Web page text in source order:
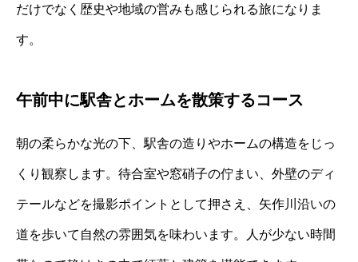
だけでなく歴史や地域の営みも感じられる旅になりま
す。
午前中に駅舎とホームを散策するコース
朝の柔らかな光の下、駅舎の造りやホームの構造をじっ
くり観察します。待合室や窓硝子の佇まい、外壁のディ
テールなどを撮影ポイントとして押さえ、矢作川沿いの
道を歩いて自然の雰囲気を味わいます。人が少ない時間